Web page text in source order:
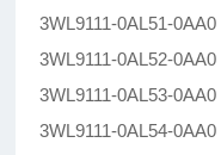
3WL9111-0AL51-0AA0
3WL9111-0AL52-0AA0
3WL9111-0AL53-0AA0
3WL9111-0AL54-0AA0